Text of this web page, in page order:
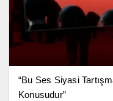
“Bu Ses Siyasi
Konusudur”